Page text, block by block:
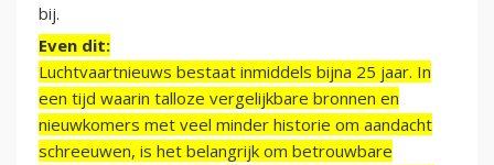
bij.
Even dit:
Luchtvaartnieuws bestaat inmiddels bijna 25 jaar. In
een tijd waarin talloze vergelijkbare bronnen en
nieuwkomers met veel minder historie om aandacht
schreeuwen, is het belangrijk om betrouwbare